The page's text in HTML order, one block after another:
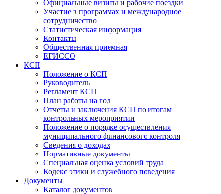
Официальные визиты и рабочие поездки
Участие в программах и международное
сотрудничество
Статистическая информация
Контакты
Общественная приемная
ЕГИССО
КСП
Положение о КСП
Руководитель
Регламент КСП
План работы на год
Отчеты и заключения КСП по итогам
контрольных мероприятий
Положение о порядке осуществления
муниципального финансового контроля
Сведения о доходах
Нормативные документы
Специальная оценка условий труда
Кодекс этики и служебного поведения
Документы
Каталог документов